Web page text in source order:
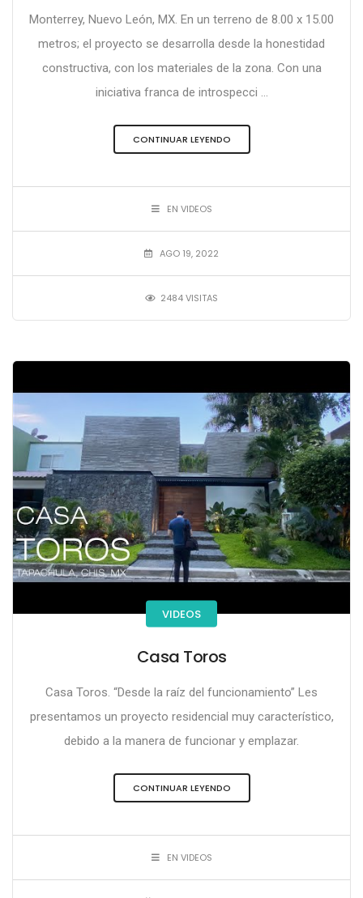
Monterrey, Nuevo León, MX. En un terreno de 8.00 x 15.00
metros; el proyecto se desarrolla desde la honestidad
constructiva, con los materiales de la zona. Con una
iniciativa franca de introspecci ...
CONTINUAR LEYENDO
EN VIDEOS
AGO 19, 2022
2484 VISITAS
VIDEOS
Casa Toros
Casa Toros. “Desde la raíz del funcionamiento” Les
presentamos un proyecto residencial muy característico,
debido a la manera de funcionar y emplazar.
CONTINUAR LEYENDO
EN VIDEOS